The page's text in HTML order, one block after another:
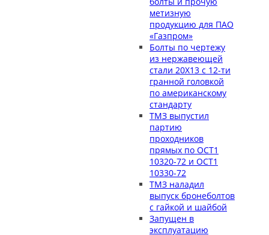
метизную
продукцию для ПАО
«Газпром»
Болты по чертежу
из нержавеющей
стали 20Х13 с 12-ти
гранной головкой
по американскому
стандарту
ТМЗ выпустил
партию
проходников
прямых по ОСТ1
10320-72 и ОСТ1
10330-72
ТМЗ наладил
выпуск бронеболтов
с гайкой и шайбой
Запущен в
эксплуатацию